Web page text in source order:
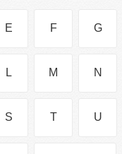
E F G
L M N
S T U